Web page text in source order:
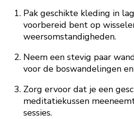
Pak geschikte kleding in
voorbereid bent op
weersomstandigheden.
Neem een stevig paar
voor de boswandelingen
Zorg ervoor dat je een
meditatiekussen
sessies.